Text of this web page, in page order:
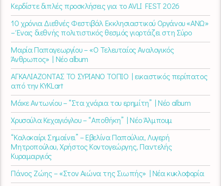
Κερδίστε διπλές προσκλήσεις για το AVLI FEST 2026
10 χρόνια Διεθνές Φεστιβάλ Εκκλησιαστικού Οργάνου «ΑΝΩ»
– Ένας διεθνής πολιτιστικός θεσμός γιορτάζει στη Σύρο​
Μαρία Παπαγεωργίου – «Ο Τελευταίος Αναλογικός
Άνθρωπος» | Νέο album
ΑΓΚΑΛΙΑΖΟΝΤΑΣ ΤΟ ΣΥΡΙΑΝΟ ΤΟΠΙΟ | εικαστικός περίπατος
από την KYKLart
Μάκε Αντωνίου – “Στα χνάρια του ερημίτη” | Νέο album
Χρυσούλα Κεχαγιόγλου – “Αποθήκη” | Νέο Άλμπουμ
“Καλοκαίρι Σημαίνει” – Εβελίνα Παπούλια, Λυγερή
Μητροπούλου, Χρήστος Κοντογεώργης, Παντελής
Κυραμαργιός
Πάνος Ζώης – «Στον Αιώνα της Σιωπής» | Νέα κυκλοφορία